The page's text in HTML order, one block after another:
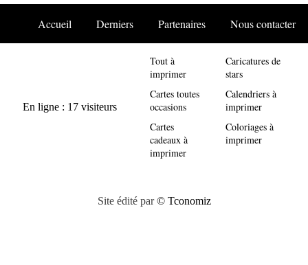
Accueil Derniers Partenaires Nous contacter
Tout à
imprimer
Cartes toutes
occasions
Cartes
cadeaux à
imprimer
Caricatures de
stars
Calendriers à
imprimer
Coloriages à
imprimer
Site édité par© Tconomiz